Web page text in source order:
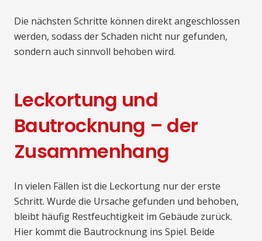
Die nächsten Schritte können direkt angeschlossen
werden, sodass der Schaden nicht nur gefunden,
sondern auch sinnvoll behoben wird.
Leckortung und
Bautrocknung – der
Zusammenhang
In vielen Fällen ist die Leckortung nur der erste
Schritt. Wurde die Ursache gefunden und behoben,
bleibt häufig Restfeuchtigkeit im Gebäude zurück.
Hier kommt die Bautrocknung ins Spiel. Beide